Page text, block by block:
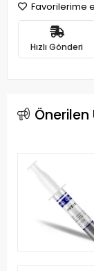
Favorilerime
Hızlı Gönderi
Önerilen